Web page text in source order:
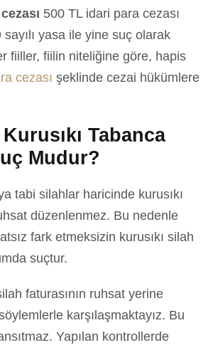
500 TL idari para cezası
yasa ile yine suç olarak
fiiller, fiilin niteliğine göre, hapis
cezası şeklinde cezai hükümlere
Tabanca
Mudur?
tabi silahlar haricinde kurusıkı
düzenlenmez. Bu nedenle
fark etmeksizin kurusıkı silah
suçtur.
faturasının ruhsat yerine
karşılaşmaktayız. Bu
Yapılan kontrollerde